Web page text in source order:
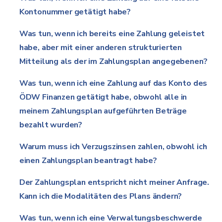
Kontonummer getätigt habe?
Was tun, wenn ich bereits eine Zahlung geleistet
habe, aber mit einer anderen strukturierten
Mitteilung als der im Zahlungsplan angegebenen?
Was tun, wenn ich eine Zahlung auf das Konto des
ÖDW Finanzen getätigt habe, obwohl alle in
meinem Zahlungsplan aufgeführten Beträge
bezahlt wurden?
Warum muss ich Verzugszinsen zahlen, obwohl ich
einen Zahlungsplan beantragt habe?
Der Zahlungsplan entspricht nicht meiner Anfrage.
Kann ich die Modalitäten des Plans ändern?
Was tun, wenn ich eine Verwaltungsbeschwerde